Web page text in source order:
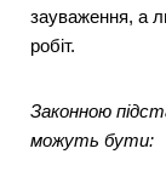
зауваження, а
робіт.
Законною
можуть бути: